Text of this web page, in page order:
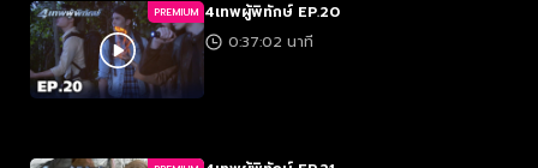
PREMIUM 4เทพผู้พิทักษ์ EP.20
0:37:02 นาที